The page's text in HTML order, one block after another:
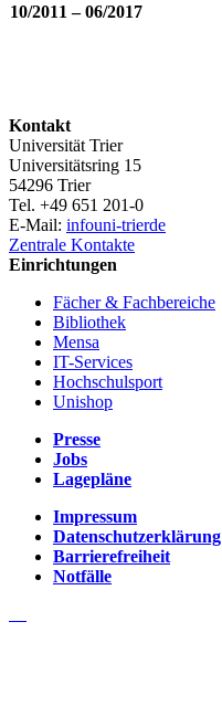
10/2011 – 06/2017
Kontakt
Universität Trier
Universitätsring 15
54296 Trier
Tel. +49 651 201-0
E-Mail: infouni-trierde
Zentrale Kontakte
Einrichtungen
Fächer & Fachbereiche
Bibliothek
Mensa
IT-Services
Hochschulsport
Unishop
Presse
Jobs
Lagepläne
Impressum
Datenschutzerklärung
Barrierefreiheit
Notfälle